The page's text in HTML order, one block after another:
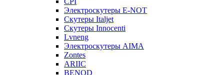
Электроскутеры E-NOT
Скутеры Italjet
Скутеры Innocenti
Lvneng
Электроскутеры AIMA
Zontes
ARIIC
BENOD